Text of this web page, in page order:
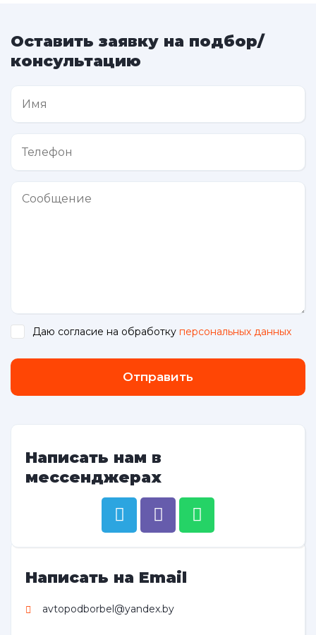
Оставить заявку на подбор/
консультацию
Даю согласие на обработку персональных данных
Отправить
Написать нам в
мессенджерах
Написать на Email
avtopodborbel@yandex.by